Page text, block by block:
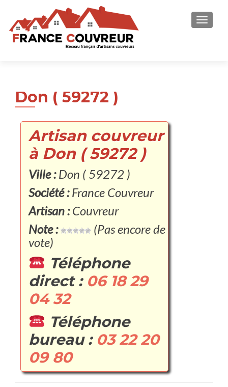
Don ( 59272 )
Artisan couvreur
à Don ( 59272 )
Ville :Don ( 59272 )
Société :France Couvreur
Artisan :Couvreur
Note :
(Pas encore de
vote)
Téléphone
direct : 06 18 29
04 32
Téléphone
bureau : 03 22 20
09 80